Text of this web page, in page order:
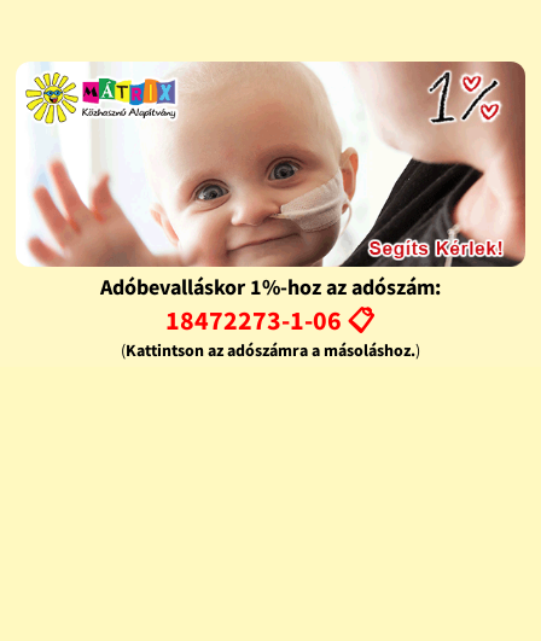
Adóbevalláskor 1%-hoz az adószám:
18472273-1-06 📋
(Kattintson az adószámra a másoláshoz.)